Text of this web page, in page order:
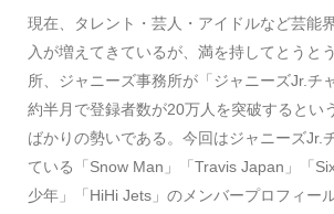
現在、タレント・芸人・アイドルなど芸能
入が増えてきているが、満を持してとうと
所、ジャニーズ事務所が「ジャニーズJr.チ
約半月で登録者数が20万人を突破するとい
ばかりの勢いである。今回はジャニーズJr.
ている「Snow Man」「Travis Japan」「
少年」「HiHi Jets」のメンバープロフィー